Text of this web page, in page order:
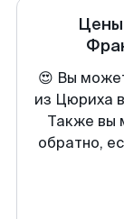
😍 Вы
из Цюриха
Также вы
обратно,